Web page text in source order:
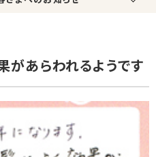
があらわれるようです